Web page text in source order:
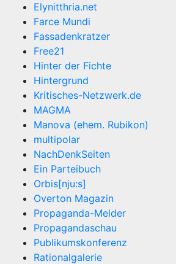
Elynitthria.net
Farce Mundi
Fassadenkratzer
Free21
Hinter der Fichte
Hintergrund
Kritisches-Netzwerk.de
MAGMA
Manova (ehem. Rubikon)
multipolar
NachDenkSeiten
Ein Parteibuch
Orbis[nju:s]
Overton Magazin
Propaganda-Melder
Propagandaschau
Publikumskonferenz
Rationalgalerie